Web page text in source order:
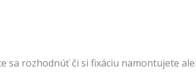
sa rozhodnúť či si fixáciu namontujete